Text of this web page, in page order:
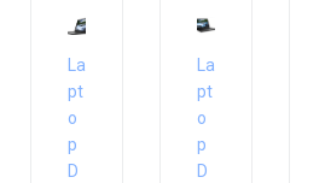
La
pt
o
p
D
La
pt
o
p
D